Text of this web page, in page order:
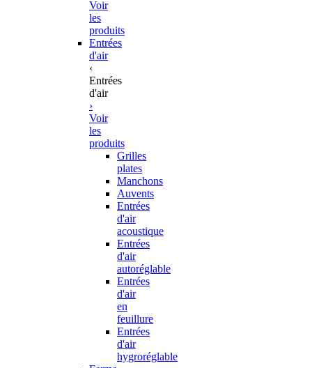
Voir
les
produits
Entrées
d'air
‹
Entrées
d'air
›
Voir
les
produits
Grilles
plates
Manchons
Auvents
Entrées
d'air
acoustique
Entrées
d'air
autoréglable
Entrées
d'air
en
feuillure
Entrées
d'air
hygroréglable